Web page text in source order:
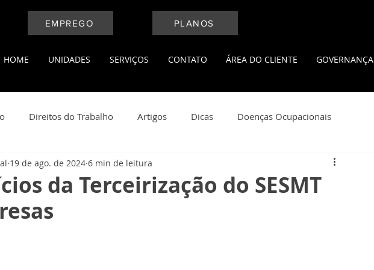
EMPREGO
PLANOS
HOME UNIDADES SERVIÇOS CONTATO ÁREA DO CLIENTE GOVERNANÇA
Direitos do Trabalho Artigos Dicas Doenças Ocupacionais
Medicina do Trabalho Leis Trabalhistas Qualidade de Vida
do Trabalho
da Terceirização do SESMT
19 de ago. de 2024 6 min de leitura